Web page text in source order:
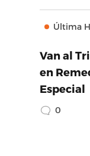
Última
Van al
en
Especial
0